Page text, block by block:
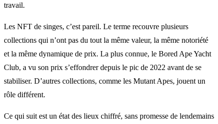
travail.
Les NFT de singes, c’est pareil. Le terme recouvre plusieurs
collections qui n’ont pas du tout la même valeur, la même notoriété
et la même dynamique de prix. La plus connue, le Bored Ape Yacht
Club, a vu son prix s’effondrer depuis le pic de 2022 avant de se
stabiliser. D’autres collections, comme les Mutant Apes, jouent un
rôle différent.
Ce qui suit est un état des lieux chiffré, sans promesse de lendemains